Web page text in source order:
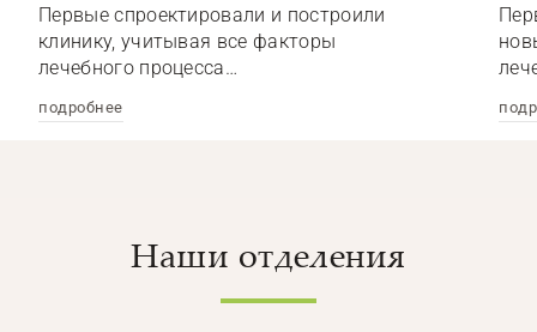
Первые спроектировали и построили
клинику, учитывая все факторы
лечебного процесса…
подробнее
Наши отделения